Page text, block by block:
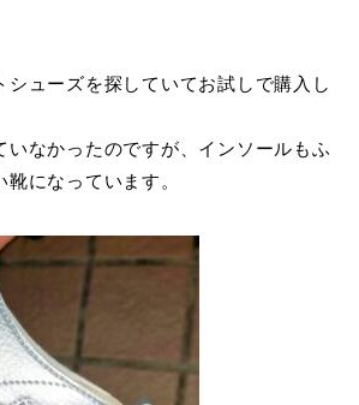
シューズを探していてお試しで購入し
いなかったのですが、インソールもふ
になっています。